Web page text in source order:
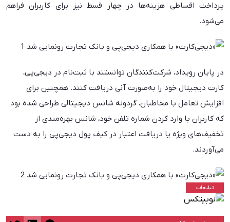
پرداخت اقساطی هزینه‌ها در چهار قسط نیز برای کاربران فراهم
می‌شود.
در پایان رویداد، شرکت‌کنندگان توانستند با ثبت‌نام در دیجی‌پی،
کارت دیجیتال خود را به‌صورت آنی دریافت کنند. همچنین برای
افزایش تعامل با مخاطبان، گردونه شانس دیجیتالی طراحی شده بود
که کاربران با وارد کردن شماره تلفن خود، شانس بهره‌مندی از
تخفیف‌های ویژه یا دریافت اعتبار در کیف پول دیجی‌پی را به دست
می‌آوردند.